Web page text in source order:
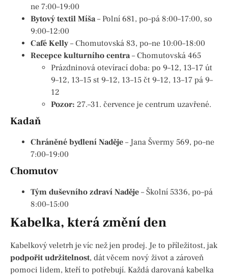
ne 7:00–19:00
Bytový textil Míša– Polní 681, po–pá 8:00–17:00, so
9:00–12:00
Café Kelly – Chomutovská 83, po–ne 10:00–18:00
Recepce kulturního centra– Chomutovská 465
Prázdninová otevírací doba: po 9–12, 13–17 út
9–12, 13–15 st 9–12, 13–15 čt 9–12, 13–17 pá 9–
12
Pozor: 27.–31. července je centrum uzavřené.
Kadaň
Chráněné bydlení Naděje – Jana Švermy 569, po–ne
7:00–19:00
Chomutov
Tým duševního zdraví Naděje – Školní 5336, po–pá
8:00–15:00
Kabelka, která změní den
Kabelkový veletrh je víc než jen prodej. Je to příležitost, jak
podpořit udržitelnost, dát věcem nový život a zároveň
pomoci lidem, kteří to potřebují. Každá darovaná kabelka